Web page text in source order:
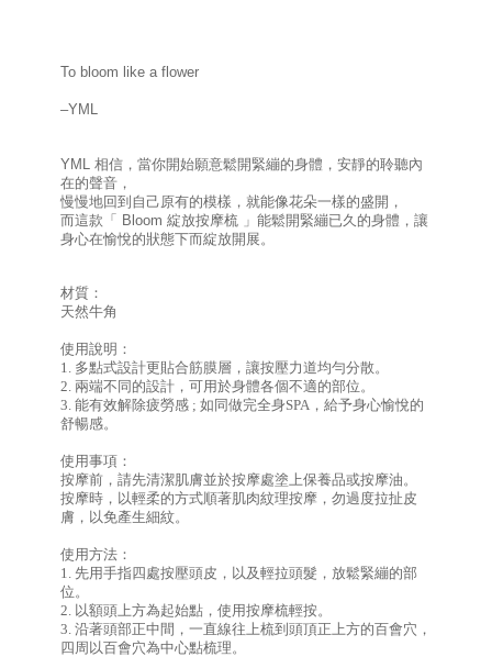
To bloom like a flower
–YML
YML 相信，當你開始願意鬆開緊繃的身體，安靜的聆聽內
在的聲音，
慢慢地回到自己原有的模樣，就能像花朵一樣的盛開，
而這款「 Bloom 綻放按摩梳 」能鬆開緊繃已久的身體，讓
身心在愉悅的狀態下而綻放開展。
材質：
天然牛角
使用說明：
1. 多點式設計更貼合筋膜層，讓按壓力道均勻分散。
2. 兩端不同的設計，可用於身體各個不適的部位。
3. 能有效解除疲勞感 ; 如同做完全身SPA，給予身心愉悅的
舒暢感。
使用事項：
按摩前，請先清潔肌膚並於按摩處塗上保養品或按摩油。
按摩時，以輕柔的方式順著肌肉紋理按摩，勿過度拉扯皮
膚，以免產生細紋。
使用方法：
1. 先用手指四處按壓頭皮，以及輕拉頭髮，放鬆緊繃的部
位。
2. 以額頭上方為起始點，使用按摩梳輕按。
3. 沿著頭部正中間，一直線往上梳到頭頂正上方的百會穴，
四周以百會穴為中心點梳理。